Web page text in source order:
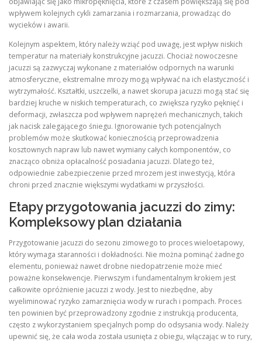
wpływem kolejnych cykli zamarzania i rozmarzania, prowadząc do
wycieków i awarii.
Kolejnym aspektem, który należy wziąć pod uwagę, jest wpływ niskich
temperatur na materiały konstrukcyjne jacuzzi. Chociaż nowoczesne
jacuzzi są zazwyczaj wykonane z materiałów odpornych na warunki
atmosferyczne, ekstremalne mrozy mogą wpływać na ich elastyczność i
wytrzymałość. Kształtki, uszczelki, a nawet skorupa jacuzzi mogą stać się
bardziej kruche w niskich temperaturach, co zwiększa ryzyko pęknięć i
deformacji, zwłaszcza pod wpływem naprężeń mechanicznych, takich
jak nacisk zalegającego śniegu. Ignorowanie tych potencjalnych
problemów może skutkować koniecznością przeprowadzenia
kosztownych napraw lub nawet wymiany całych komponentów, co
znacząco obniża opłacalność posiadania jacuzzi. Dlatego też,
odpowiednie zabezpieczenie przed mrozem jest inwestycją, która
chroni przed znacznie większymi wydatkami w przyszłości.
Etapy przygotowania jacuzzi do zimy:
Kompleksowy plan działania
Przygotowanie jacuzzi do sezonu zimowego to proces wieloetapowy,
który wymaga staranności i dokładności. Nie można pominąć żadnego
elementu, ponieważ nawet drobne niedopatrzenie może mieć
poważne konsekwencje. Pierwszym i fundamentalnym krokiem jest
całkowite opróżnienie jacuzzi z wody. Jest to niezbędne, aby
wyeliminować ryzyko zamarznięcia wody w rurach i pompach. Proces
ten powinien być przeprowadzony zgodnie z instrukcją producenta,
często z wykorzystaniem specjalnych pomp do odsysania wody. Należy
upewnić się, że cała woda została usunięta z obiegu, włączając w to rury,